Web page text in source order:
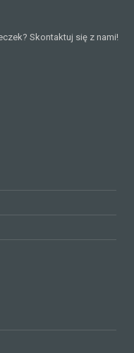
Skontaktuj się z nami!